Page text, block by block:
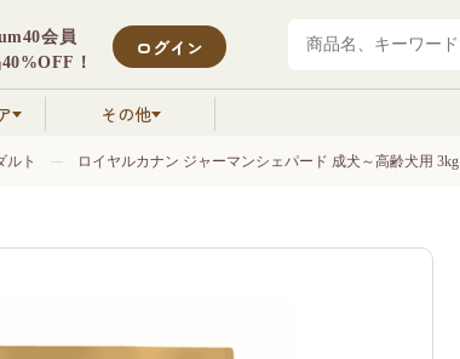
会員
！
ログイン
その他
ルト ロイヤルカナン ジャーマンシェパード 成犬～高齢犬用 3kg